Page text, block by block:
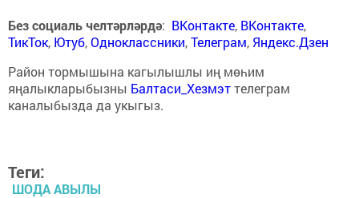
Без социаль челтәрләрдә: ВКонтакте, ВКонтакте,
ТикТок, Ютуб,Одноклассники,Телеграм, Яндекс.Дзен
Район тормышына кагылышлы иң мөһим
яңалыкларыбызны Балтаси_Хезмэттелеграм
каналыбызда да укыгыз.
Теги:
ШОДА АВЫЛЫ